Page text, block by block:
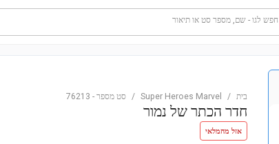
חפש לגו - שם, מספר סט או תיאור
בית /
Super Heroes Marvel
/ סט מספר -
76213
חדר הכתר של נמור
אזל מהמלאי